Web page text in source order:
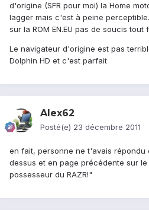
d'origine (SFR pour moi) la Home
lagger mais c'est à peine
sur la ROM EN.EU pas de soucis
Le navigateur d'origine est pas
Dolphin HD et c'est parfait
Alex62
Posté(e) 23 décembre 2011
en fait, personne ne t'avais répondu
dessus et en page précédente sur
possesseur du RAZR!"